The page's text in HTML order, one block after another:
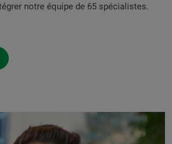
notre équipe de 65 spécialistes.